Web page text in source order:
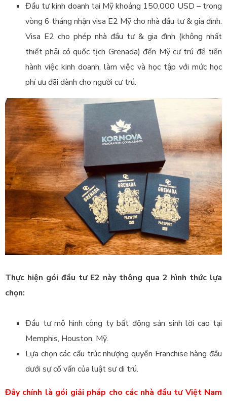
Đầu tư kinh doanh tại Mỹ khoảng 150,000 USD – trong
vòng 6 tháng nhận visa E2 Mỹ cho nhà đầu tư & gia đình.
Visa E2 cho phép nhà đầu tư & gia đình (không nhất
thiết phải có quốc tịch Grenada) đến Mỹ cư trú để tiến
hành việc kinh doanh, làm việc và học tập với mức học
phí ưu đãi dành cho người cư trú.
Thực hiện gói đầu tư E2 này thông qua 2 hình thức lựa
chọn:
Đầu tư mô hình công ty bất động sản sinh lời cao tại
Memphis, Houston, Mỹ.
Lựa chọn các cấu trúc nhượng quyền Franchise hàng đầu
dưới sự cố vấn của luật sư di trú.
Đây chính là gói giải pháp cho các nhà đầu tư Việt Nam